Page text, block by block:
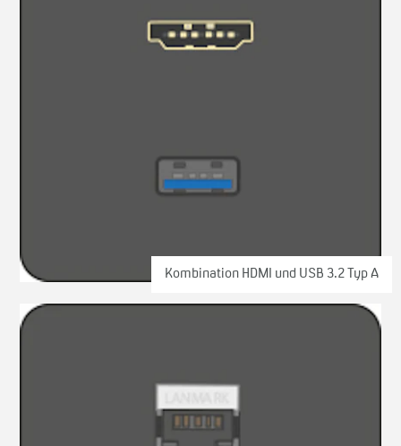
Kombination HDMI und USB 3.2 Typ A